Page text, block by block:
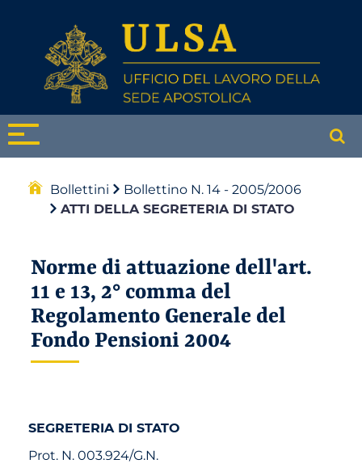
Bollettini
Bollettino N. 14 - 2005/2006
ATTI DELLA SEGRETERIA DI STATO
Norme di attuazione dell'art.
11 e 13, 2° comma del
Regolamento Generale del
Fondo Pensioni 2004
SEGRETERIA DI STATO
Prot. N. 003.924/G.N.